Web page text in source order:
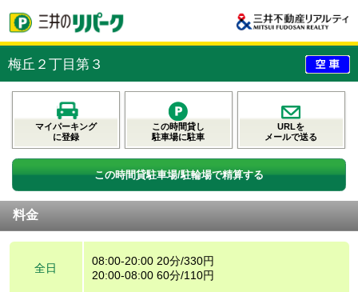
梅丘２丁目第３
マイパーキング
に登録
この時間貸し
駐車場に駐車
URLを
メールで送る
この時間貸駐車場/駐輪場で精算する
料金
全日
08:00-20:00 20分/330円
20:00-08:00 60分/110円